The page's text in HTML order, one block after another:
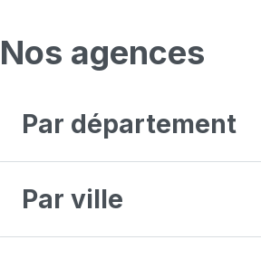
Manpower Hasselt
4,5
65 avis
Martelarenlaan, 34 3500 Hasselt
Plus d'infos
Nos agences
Par département
Bruxelles
Liège
Oost-Vlaanderen
Par ville